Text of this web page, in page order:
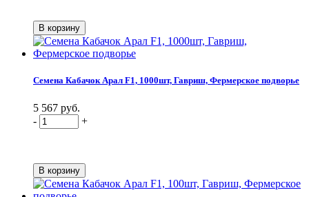
Семена Кабачок Арал F1, 1000шт, Гавриш, Фермерское подворье
5 567 руб.
-
+